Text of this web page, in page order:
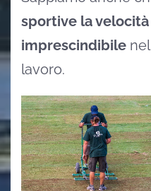
sportive la
imprescindibile
lavoro.